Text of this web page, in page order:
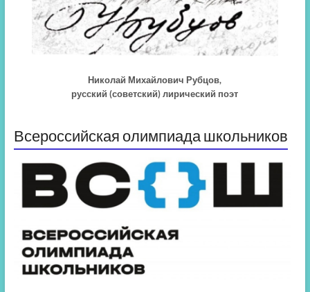
Николай Михайлович Рубцов,
русский (советский) лирический поэт
Всероссийская олимпиада школьников